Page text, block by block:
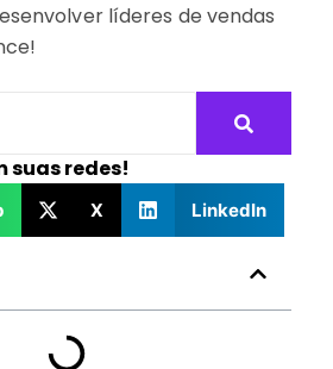
líderes de vendas
suas redes!
X LinkedIn